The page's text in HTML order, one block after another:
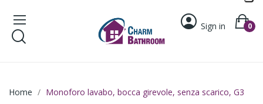
Sign in 0
Home Monoforo lavabo, bocca girevole, senza scarico, G3